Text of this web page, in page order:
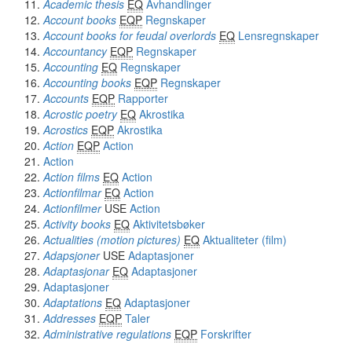
Academic thesis EQ Avhandlinger
Account books EQP Regnskaper
Account books for feudal overlords EQ Lensregnskaper
Accountancy EQP Regnskaper
Accounting EQ Regnskaper
Accounting books EQP Regnskaper
Accounts EQP Rapporter
Acrostic poetry EQ Akrostika
Acrostics EQP Akrostika
Action EQP Action
Action
Action films EQ Action
Actionfilmar EQ Action
ActionfilmerUSE Action
Activity books EQ Aktivitetsbøker
Actualities (motion pictures) EQ Aktualiteter (film)
AdapsjonerUSE Adaptasjoner
Adaptasjonar EQ Adaptasjoner
Adaptasjoner
Adaptations EQ Adaptasjoner
Addresses EQP Taler
Administrative regulations EQP Forskrifter